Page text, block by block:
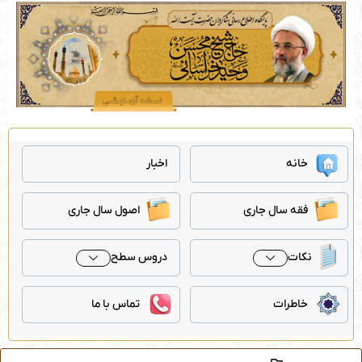
پرش
خانه اخبار
فقه سال جاری اصول سال جاری
نکات دروس سطح
خاطرات تماس با ما